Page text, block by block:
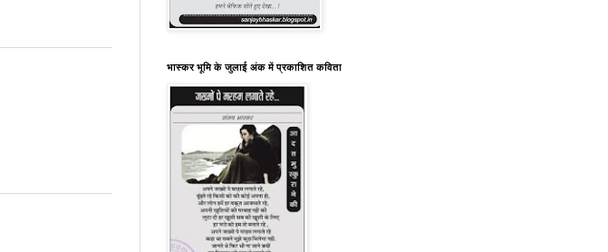
भास्कर भूमि के जुलाई अंक में प्रकाशित कविता